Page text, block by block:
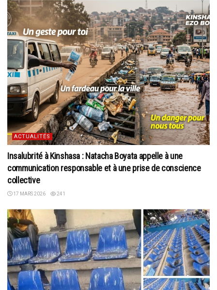
ACTUALITÉS
Insalubrité à Kinshasa : Natacha Boyata appelle à une
communication responsable et à une prise de conscience
collective
17 MARS 2026 241